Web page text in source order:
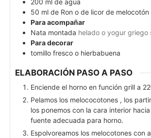
50 ml de Ron o de licor de melocotón
Para acompañar
Nata montada helado o yogur griego
Para decorar
tomillo fresco o hierbabuena
ELABORACIÓN PASO A PASO
Enciende el horno en función grill a
Pelamos los melococotones , los
los ponemos con la cara interior
fuente adecuada para horno.
Espolvoreamos los melocotones con